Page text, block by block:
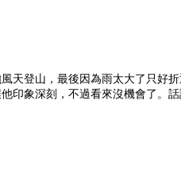
天登山，最後因為雨太大了只好
印象深刻，不過看來沒機會了。